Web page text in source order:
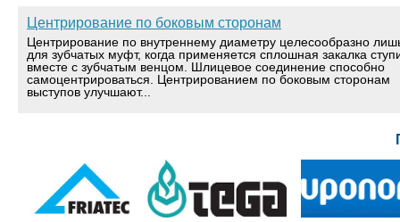
Центрирование по боковым сторонам
Центрирование по внутреннему диаметру целесообразно
для зубчатых муфт, когда применяется сплошная закалка
вместе с зубчатым венцом. Шлицевое соединение способно
самоцентрироваться. Центрированием по боковым сторонам
выступов улучшают...